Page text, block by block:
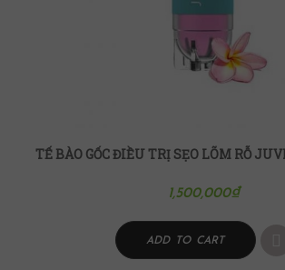
1,500,000₫
ADD TO CART